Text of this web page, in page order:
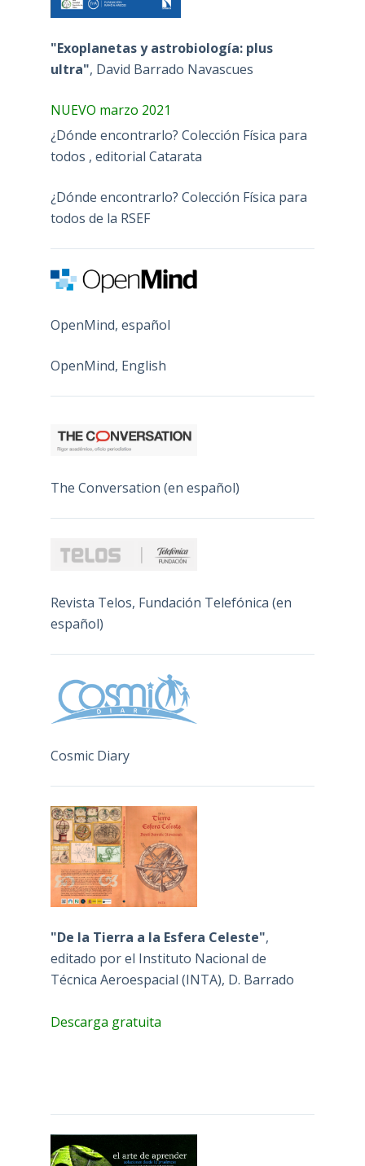
"Exoplanetas y astrobiología: plus
ultra", David Barrado Navascues
NUEVO marzo 2021
¿Dónde encontrarlo? Colección Física para
todos , editorial Catarata
¿Dónde encontrarlo? Colección Física para
todos de la RSEF
OpenMind, español
OpenMind, English
The Conversation (en español)
Revista Telos, Fundación Telefónica (en
español)
Cosmic Diary
"De la Tierra a la Esfera Celeste",
editado por el Instituto Nacional de
Técnica Aeroespacial (INTA), D. Barrado
Descarga gratuita